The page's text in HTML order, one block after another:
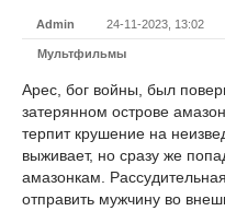
Admin 24-11-2023, 13:02
Мультфильмы
Арес, бог войны, был
затерянном острове
терпит крушение на
выживает, но сразу же
амазонкам.
отправить мужчину во